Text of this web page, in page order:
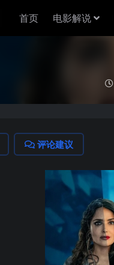
首页 电影解说
评论建议